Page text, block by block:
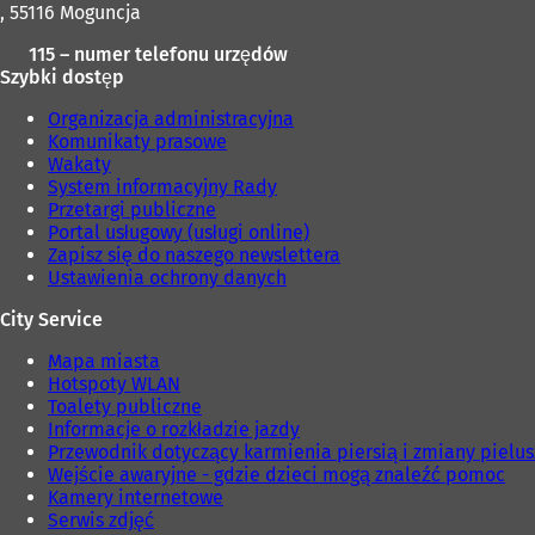
, 55116 Moguncja
115 – numer telefonu urzędów
Szybki dostęp
Organizacja administracyjna
Komunikaty prasowe
Wakaty
System informacyjny Rady
Przetargi publiczne
Portal usługowy (usługi online)
Zapisz się do naszego newslettera
Ustawienia ochrony danych
City Service
Mapa miasta
Hotspoty WLAN
Toalety publiczne
Informacje o rozkładzie jazdy
Przewodnik dotyczący karmienia piersią i zmiany
Wejście awaryjne - gdzie dzieci mogą znaleźć pomoc
Kamery internetowe
Serwis zdjęć